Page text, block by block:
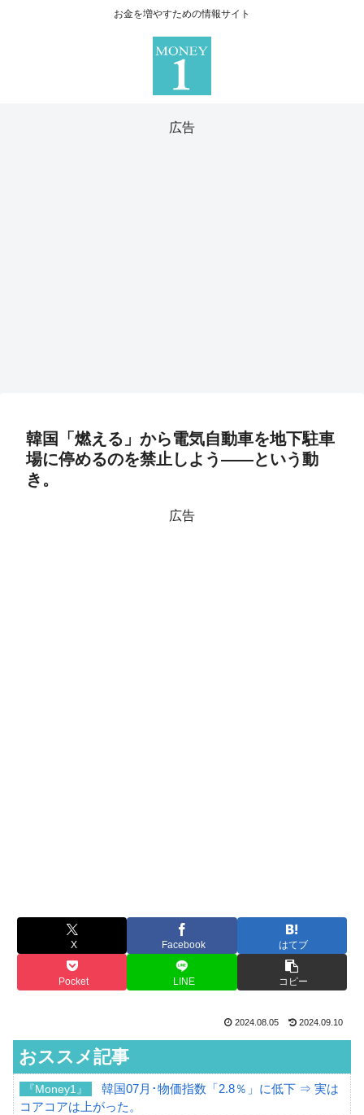
お金を増やすための情報サイト
広告
韓国「燃える」から電気自動車を地下駐車
場に停めるのを禁止しよう――という動
き。
広告
X Facebook はてブ
Pocket LINE コピー
2024.08.05 2024.09.10
おススメ記事
『Money1』
韓国07月･物価指数「2.8％」に低下 ⇒ 実は
コアコアは上がった。